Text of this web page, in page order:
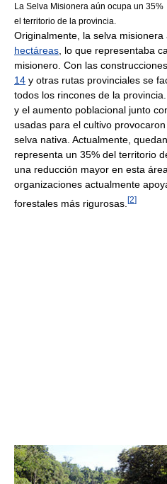
La Selva Misionera aún ocupa un 35%
el territorio de la provincia.
Originalmente, la selva
hectáreas, lo que representaba
misionero. Con las
14 y otras rutas provinciales se
todos los rincones de la
y el aumento poblacional junto
usadas para el cultivo
selva nativa. Actualmente,
representa un 35% del territorio
una reducción mayor en esta
organizaciones actualmente
forestales más rigurosas. [2]